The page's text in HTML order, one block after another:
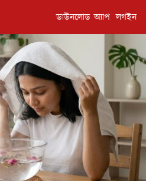
ডাউনলোড অ্যাপ লগইন